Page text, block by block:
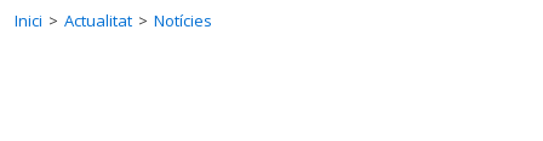
Inici Actualitat Notícies